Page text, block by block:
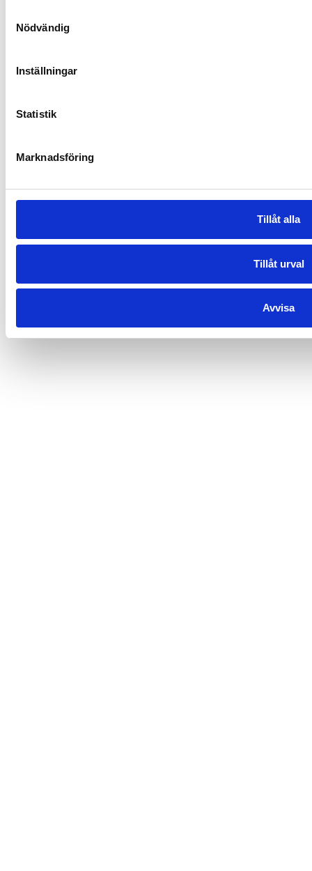
Nödvändig
Inställningar
Statistik
Marknadsföring
Tillåt alla
Tillåt urval
Avvisa